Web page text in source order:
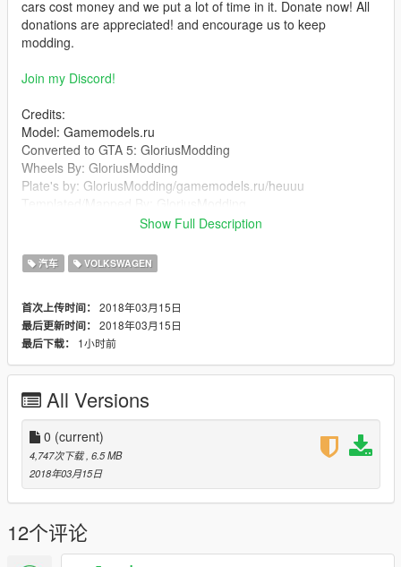
cars cost money and we put a lot of time in it. Donate now! All
donations are appreciated! and encourage us to keep
modding.
Join my Discord!
Credits:
Model: Gamemodels.ru
Converted to GTA 5: GloriusModding
Wheels By: GloriusModding
Plate's by: GloriusModding/gamemodels.ru/heuuu
Show Full Description
汽车 VOLKSWAGEN
首次上传时间： 2018年03月15日
最后更新时间： 2018年03月15日
最后下载：
1小时前
All Versions
0 (current)
4,747次下载, 6.5 MB
2018年03月15日
12个评论